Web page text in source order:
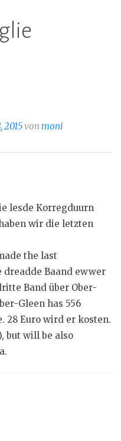
2015vonmoni
lesde Korregduurn
wir die letzten
the last
dreadde Baand ewwer
Band über Ober-
Gleen has 556
28 Euro wird er kosten.
but will be also